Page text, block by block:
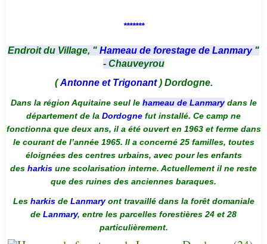
*******
Endroit du Village, " Hameau de forestage de Lanmary "
- Chauveyrou
(Antonne et Trigonant) Dordogne.
Dans la région Aquitaine seul le hameau de Lanmarydans le
département de la Dordogne fut installé. Ce camp ne
fonctionna que deux ans, il a été ouvert en 1963 et ferme dans
le courant de l’année 1965. Il a concerné 25 familles, toutes
éloignées des centres urbains, avec pour les enfants
des harkis une scolarisation interne. Actuellement il ne reste
que des ruines des anciennes baraques.
Les harkis de Lanmaryont travaillé dans la forêt domaniale
de Lanmary, entre les parcelles forestières 24 et 28
particulièrement.